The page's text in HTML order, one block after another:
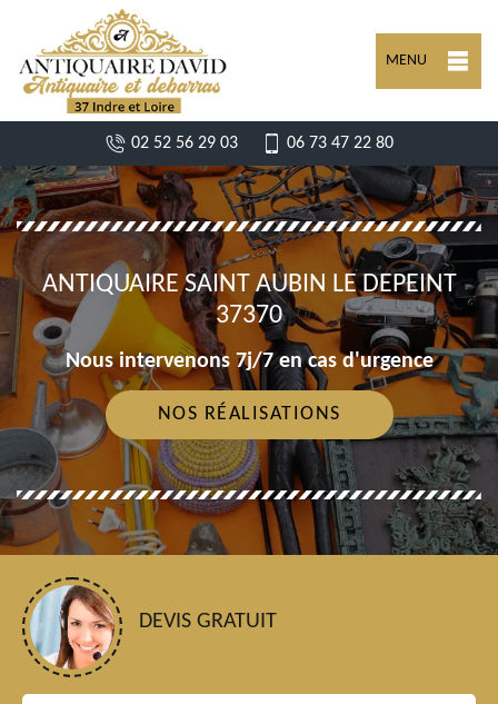
MENU
02 52 56 29 03 06 73 47 22 80
ANTIQUAIRE SAINT AUBIN LE DEPEINT
37370
Nous intervenons 7j/7 en cas d'urgence
NOS RÉALISATIONS
DEVIS GRATUIT